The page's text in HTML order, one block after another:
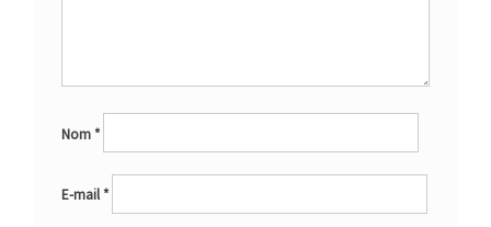
Nom*
E-mail*